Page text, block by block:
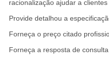
racionalização ajudar a
Provide detalhou a
Forneça o preço citado
Forneça a resposta de